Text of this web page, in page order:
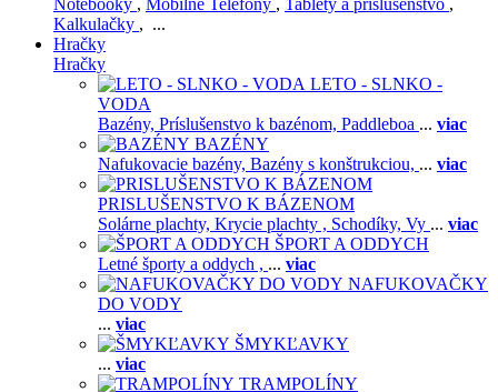
Notebooky , Mobilné Telefóny , Tablety a príslušenstvo ,
Kalkulačky , ...
Hračky
Hračky
LETO - SLNKO -
VODA
Bazény, Príslušenstvo k bazénom, Paddleboa ... viac
BAZÉNY
Nafukovacie bazény, Bazény s konštrukciou, ... viac
PRISLUŠENSTVO K BÁZENOM
Solárne plachty, Krycie plachty , Schodíky, Vy ... viac
ŠPORT A ODDYCH
Letné športy a oddych , ... viac
NAFUKOVAČKY
DO VODY
... viac
ŠMYKĽAVKY
... viac
TRAMPOLÍNY